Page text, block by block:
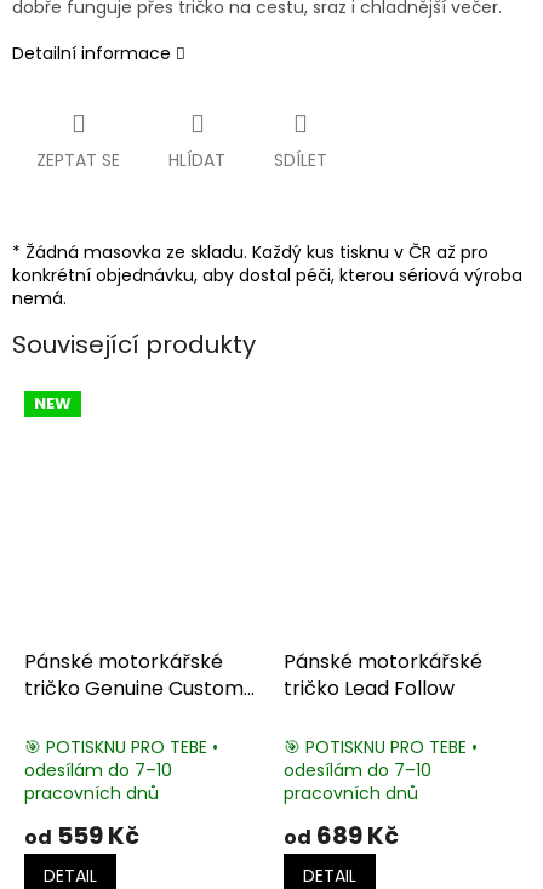
dobře funguje přes tričko na cestu, sraz i chladnější večer.
Detailní informace
ZEPTAT SE HLÍDAT SDÍLET
* Žádná masovka ze skladu. Každý kus tisknu v ČR až pro
konkrétní objednávku, aby dostal péči, kterou sériová výroba
nemá.
Související produkty
NEW
Pánské motorkářské
tričko Genuine Custom
🎯 POTISKNU PRO TEBE •
odesílám do 7–10
pracovních dnů
od 559 Kč
DETAIL
Pánské motorkářské
tričko Lead Follow
🎯 POTISKNU PRO TEBE •
odesílám do 7–10
pracovních dnů
od 689 Kč
DETAIL